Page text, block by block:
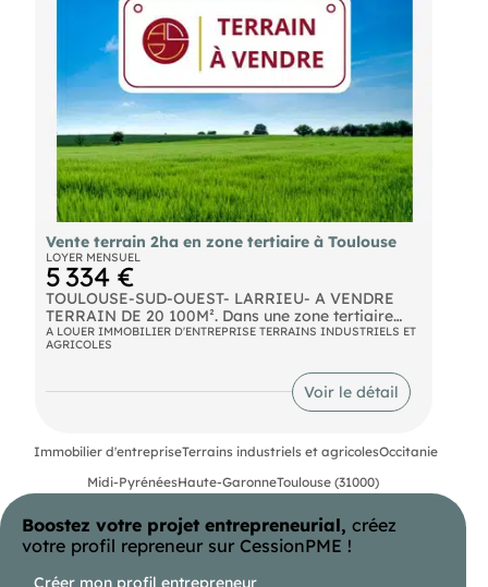
Vente terrain 2ha en zone tertiaire à Toulouse
LOYER MENSUEL
5 334 €
TOULOUSE-SUD-OUEST- LARRIEU- A VENDRE
TERRAIN DE 20 100M². Dans une zone tertiaire
dynamique, à proximité immédiate de la rocade,
terrain à vendre, constructible en bureaux,
viabilisé et cloturé. Il est bitumé en voirie lourde
et accessible en gros porteur. D'autres annonces
A LOUER IMMOBILIER D'ENTREPRISE TERRAINS INDUSTRIELS ET
AGRICOLES
Voir le détail
Immobilier d'entrepriseTerrains industriels et agricolesOccitanie
Midi-PyrénéesHaute-GaronneToulouse (31000)
Boostez votre projet entrepreneurial, créez
votre profil repreneur sur CessionPME !
Créer mon profil entrepreneur